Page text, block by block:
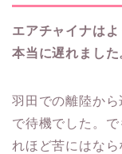
エアチャイナはよ
本当に遅れました
羽田での離陸か
で待機でした。
れほど苦にはなら